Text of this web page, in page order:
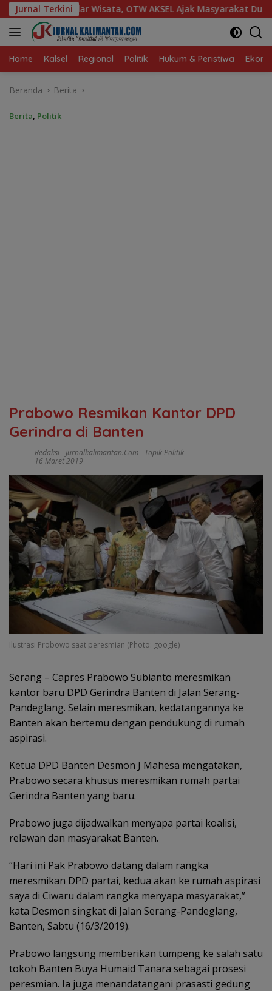
Langsung
ke
konten
Jurnal Terkini
AKSEL Ajak Masyarakat Dukung Produk Lokal Tabalong
Home Kalsel Regional Politik Hukum & Peristiwa
Beranda Berita
Berita, Politik
Prabowo Resmikan Kantor DPD
Gerindra di Banten
Redaksi - Jurnalkalimantan.com- Topik Politik
16 Maret 2019
Ilustrasi Probowo saat peresmian (Photo: google)
Serang – Capres Prabowo Subianto meresmikan
kantor baru DPD Gerindra Banten di Jalan Serang-
Pandeglang. Selain meresmikan, kedatangannya ke
Banten akan bertemu dengan pendukung di rumah
aspirasi.
Ketua DPD Banten Desmon J Mahesa mengatakan,
Prabowo secara khusus meresmikan rumah partai
Gerindra Banten yang baru.
Prabowo juga dijadwalkan menyapa partai koalisi,
relawan dan masyarakat Banten.
“Hari ini Pak Prabowo datang dalam rangka
meresmikan DPD partai, kedua akan ke rumah aspirasi
saya di Ciwaru dalam rangka menyapa masyarakat,”
kata Desmon singkat di Jalan Serang-Pandeglang,
Banten, Sabtu (16/3/2019).
Prabowo langsung memberikan tumpeng ke salah satu
tokoh Banten Buya Humaid Tanara sebagai prosesi
peresmian. Ia juga menandatangani prasasti gedung